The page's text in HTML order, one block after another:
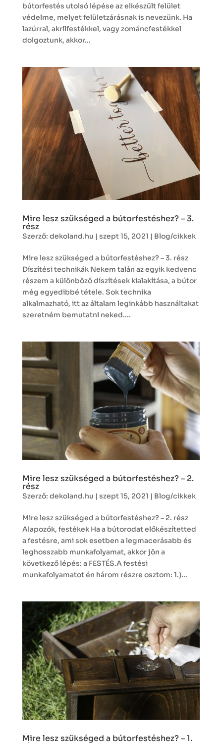
bútorfestés utolsó lépése az elkészült felület
védelme, melyet felületzárásnak is nevezünk. Ha
lazúrral, akrilfestékkel, vagy zománcfestékkel
dolgoztunk, akkor...
Mire lesz szükséged a bútorfestéshez? – 3.
rész
Szerző: dekoland.hu | szept 15, 2021 | Blog/cikkek
Mire lesz szükséged a bútorfestéshez? – 3. rész
Díszítési technikák Nekem talán az egyik kedvenc
részem a különböző díszítések kialakítása, a bútor
még egyedibbé tétele. Sok technika
alkalmazható, itt az általam leginkább használtakat
szeretném bemutatni neked....
Mire lesz szükséged a bútorfestéshez? – 2.
rész
Szerző: dekoland.hu | szept 15, 2021 | Blog/cikkek
Mire lesz szükséged a bútorfestéshez? – 2. rész
Alapozók, festékek Ha a bútorodat előkészítetted
a festésre, ami sok esetben a legmacerásabb és
leghosszabb munkafolyamat, akkor jön a
következő lépés: a FESTÉS.A festési
munkafolyamatot én három részre osztom: 1.)...
Mire lesz szükséged a bútorfestéshez? – 1.